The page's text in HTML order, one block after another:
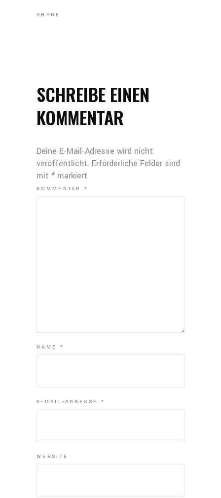
SHARE
SCHREIBE EINEN
KOMMENTAR
Deine E-Mail-Adresse wird nicht
veröffentlicht. Erforderliche Felder sind
mit * markiert
KOMMENTAR*
NAME *
E-MAIL-ADRESSE *
WEBSITE